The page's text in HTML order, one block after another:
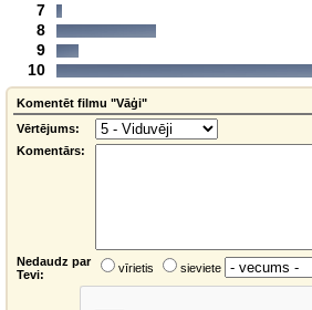
7
8
9
10
Komentēt filmu "Vāģi"
Vērtējums:
Komentārs:
Nedaudz par
Tevi:
vīrietis sieviete